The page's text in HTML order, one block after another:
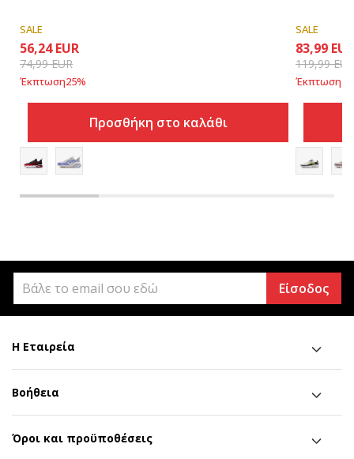
SALE
56,24 EUR
74,99EUR
Έκπτωση25%
Προσθήκη στο καλάθι
SALE
83,99 EUR
119,99EUR
Έκπτωση30
Είσοδος
Η Εταιρεία
Βοήθεια
Όροι και προϋποθέσεις